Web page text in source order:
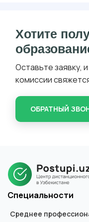
Хотите
Оставьте заявку,
комиссии
ОБРАТНЫЙ
Специальности
Среднее